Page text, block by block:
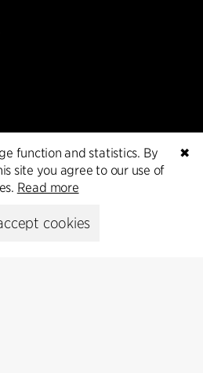
✖
function and statistics. By
site you agree to our use of
Read more
cookies